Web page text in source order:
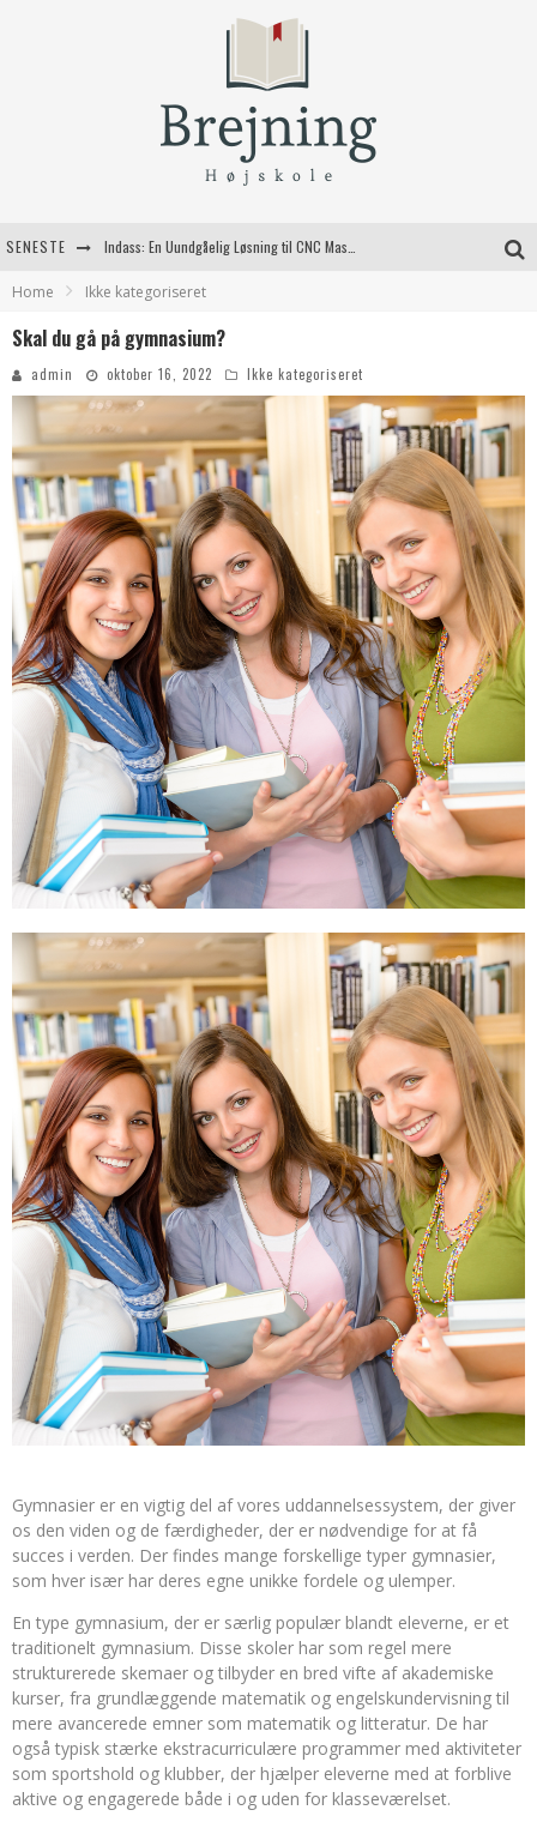
SENESTE
Fordele ved at bruge bagestål i dit køkken
Kvalitetshåndværk til dit næste byggeprojekt
Home Ikke kategoriseret
Skal du gå på gymnasium?
admin oktober 16, 2022 Ikke kategoriseret
Gymnasier er en vigtig del af vores uddannelsessystem, der giver
os den viden og de færdigheder, der er nødvendige for at få
succes i verden. Der findes mange forskellige typer gymnasier,
som hver især har deres egne unikke fordele og ulemper.
En type gymnasium, der er særlig populær blandt eleverne, er et
traditionelt gymnasium. Disse skoler har som regel mere
strukturerede skemaer og tilbyder en bred vifte af akademiske
kurser, fra grundlæggende matematik og engelskundervisning til
mere avancerede emner som matematik og litteratur. De har
også typisk stærke ekstracurriculære programmer med aktiviteter
som sportshold og klubber, der hjælper eleverne med at forblive
aktive og engagerede både i og uden for klasseværelset.